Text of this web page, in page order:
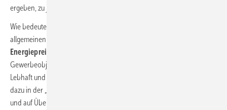
ergeben, zu justieren und zu optimieren.“
Wie bedeutend gerade dieser Aspekt vor dem Hintergrund der
allgemeinen
Energiepreise
Gewerbeobjekten ist, verdeutlichte die anschließende Diskussion.
Lebhaft und teilweise bis in feinste TGA-Details hinein wurden die
dazu in der „Viega World“ entstandenen Lösungsansätze hinterfragt
und auf Übertragbarkeit auf andere Projekte geprüft. Dazu gehörten